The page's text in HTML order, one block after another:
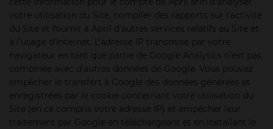
votre utilisation du Site, compiler des rapports sur l’activité
du Site et fournir à April d’autres services relatifs au Site et
à l’usage d’Internet. L’adresse IP transmise par votre
navigateur en tant que partie de Google Analytics n’est pas
combinée avec d’autres données de Google. Vous pouvez
empêcher le transfert à Google des données générées et
enregistrées par le cookie concernant votre utilisation du
Site (en ce compris votre adresse IP) et empêcher leur
traitement par Google en téléchargeant et en installant le